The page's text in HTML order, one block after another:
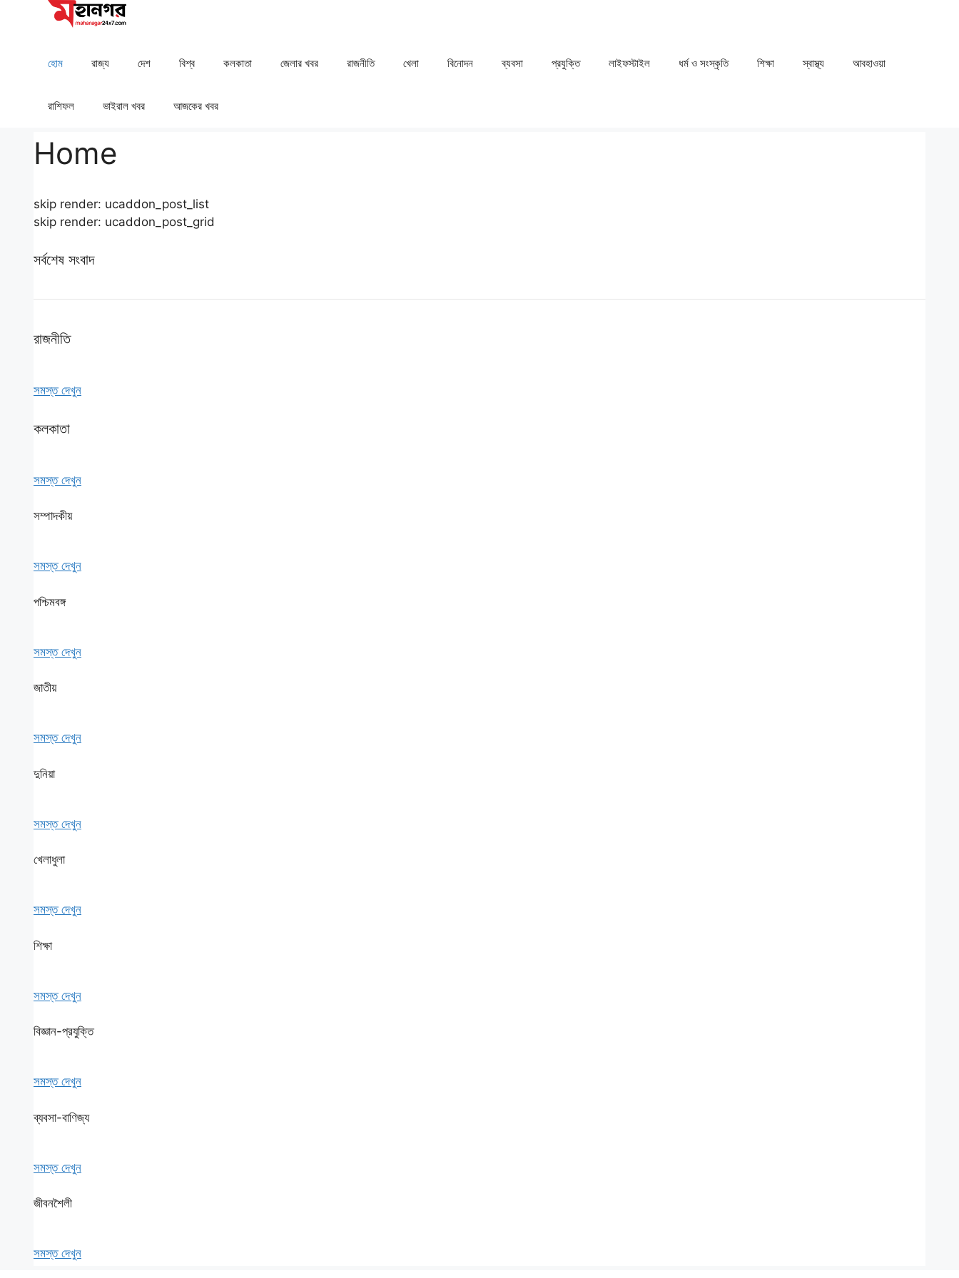
হোম রাজ্য দেশ ⁠বিশ্ব কলকাতা ⁠⁠জেলার খবর রাজনীতি খেলা ⁠বিনোদন ব্যবসা প্রযুক্তি লাইফস্টাইল ধর্ম ও সংস্কৃতি ⁠⁠শিক্ষা ⁠⁠স্বাস্থ্য ⁠⁠আবহাওয়া
রাশিফল ⁠⁠ভাইরাল খবর আজকের খবর
Home
skip render: ucaddon_post_list
skip render: ucaddon_post_grid
সর্বশেষ সংবাদ
রাজনীতি
সমস্ত দেখুন
কলকাতা
সমস্ত দেখুন
সম্পাদকীয়
সমস্ত দেখুন
পশ্চিমবঙ্গ
সমস্ত দেখুন
জাতীয়
সমস্ত দেখুন
দুনিয়া
সমস্ত দেখুন
খেলাধুলা
সমস্ত দেখুন
শিক্ষা
সমস্ত দেখুন
বিজ্ঞান-প্রযুক্তি
সমস্ত দেখুন
ব্যবসা-বাণিজ্য
সমস্ত দেখুন
জীবনশৈলী
সমস্ত দেখুন